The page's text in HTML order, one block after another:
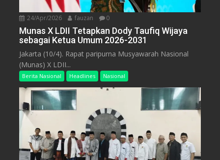
24/Apr/2026 fauzan 0
Munas X LDII Tetapkan Dody Taufiq Wijaya
sebagai Ketua Umum 2026-2031
Jakarta (10/4). Rapat paripurna Musyawarah Nasional
(Munas) X LDII...
Berita Nasional Headlines Nasional